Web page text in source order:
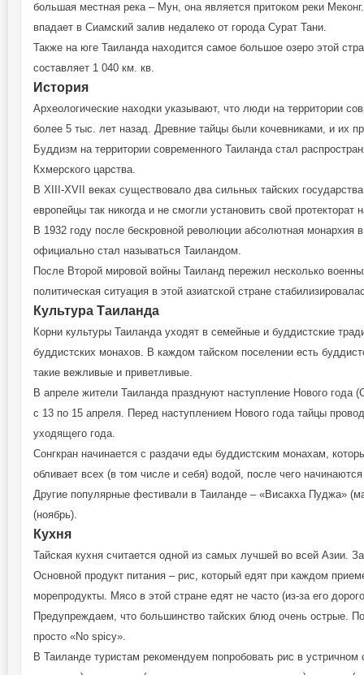
большая местная река – Мун, она является притоком реки
впадает в Сиамский залив недалеко от города Сурат Тани.
Также на юге Таиланда находится самое большое озеро этой
составляет 1 040 км. кв.
История
Археологические находки указывают, что люди на территории
более 5 тыс. лет назад. Древние тайцы были кочевниками, и их
Буддизм на территории современного Таиланда стал
Кхмерского царства.
В XIII-XVII веках существовало два сильных тайских
европейцы так никогда и не смогли установить свой
В 1932 году после бескровной революции абсолютная
официально стал называться Таиландом.
После Второй мировой войны Таиланд пережил несколько
политическая ситуация в этой азиатской стране
Культура Таиланда
Корни культуры Таиланда уходят в семейные и буддистские
буддистских монахов. В каждом тайском поселении есть
такие вежливые и приветливые.
В апреле жители Таиланда празднуют наступление Нового года
с 13 по 15 апреля. Перед наступлением Нового года тайцы
уходящего года.
Сонгкран начинается с раздачи еды буддистским монахам,
обливает всех (в том числе и себя) водой, после чего
Другие популярные фестивали в Таиланде – «Висакха Пуджа»
(ноябрь).
Кухня
Тайская кухня считается одной из самых лучшей во всей Азии.
Основной продукт питания – рис, который едят при каждом
морепродукты. Мясо в этой стране едят не часто (из-за его
Предупреждаем, что большинство тайских блюд очень острые.
просто «No spicy».
В Таиланде туристам рекомендуем попробовать рис в